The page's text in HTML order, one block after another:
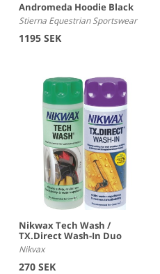
Andromeda Hoodie Black
Stierna Equestrian Sportswear
1195 SEK
Nikwax Tech Wash /
TX.Direct Wash-In Duo
Nikvax
270 SEK